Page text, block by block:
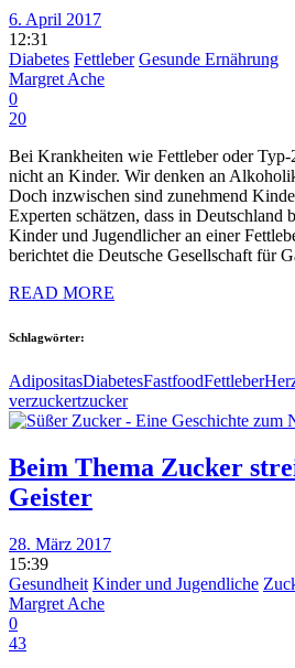
6. April 2017
12:31
Diabetes Fettleber Gesunde Ernährung
Margret Ache
0
20
Bei Krankheiten wie Fettleber oder
nicht an Kinder. Wir denken an
Doch inzwischen sind zunehmend
Experten schätzen, dass in Deutschland
Kinder und Jugendlicher an einer
berichtet die Deutsche Gesellschaft für
READ MORE
Schlagwörter:
AdipositasDiabetesFastfoodFettleber
verzuckertzucker
Beim Thema Zucker
Geister
28. März 2017
15:39
Gesundheit Kinder und Jugendliche
Margret Ache
0
43